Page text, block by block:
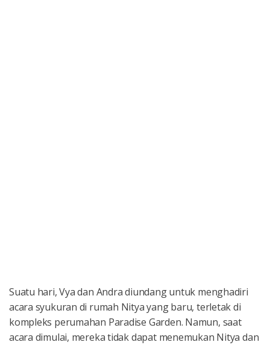
Suatu hari, Vya dan Andra diundang untuk menghadiri
acara syukuran di rumah Nitya yang baru, terletak di
kompleks perumahan Paradise Garden. Namun, saat
acara dimulai, mereka tidak dapat menemukan Nitya dan